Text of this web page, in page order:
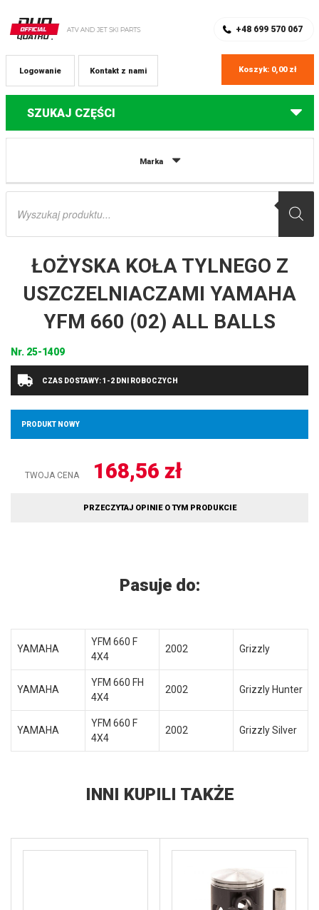
+48 699 570 067
Kontakt z nami
Logowanie Koszyk: 0,00 zł
SZUKAJ CZĘŚCI
Marka
Wyszukiwarka
Części do quadów Yamaha
ŁOŻYSKA KOŁA TYLNEGO Z
USZCZELNIACZAMI YAMAHA
YFM 660 (02) ALL BALLS
Nr. 25-1409
CZAS DOSTAWY: 1-2 DNI ROBOCZYCH
PRODUKT NOWY
TWOJA CENA 168,56 zł
PRZECZYTAJ OPINIE O TYM PRODUKCIE
Pasuje do:
YAMAHA
YFM 660 F
4X4
2002 Grizzly
YAMAHA
YFM 660 FH
4X4
2002 Grizzly Hunter
YAMAHA
YFM 660 F
4X4
2002 Grizzly Silver
INNI KUPILI TAKŻE